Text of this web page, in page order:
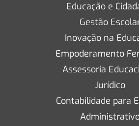
Educação e
Gestão
Inovação na
Empoderamento
Assessoria
Jurídico
Contabilidade para